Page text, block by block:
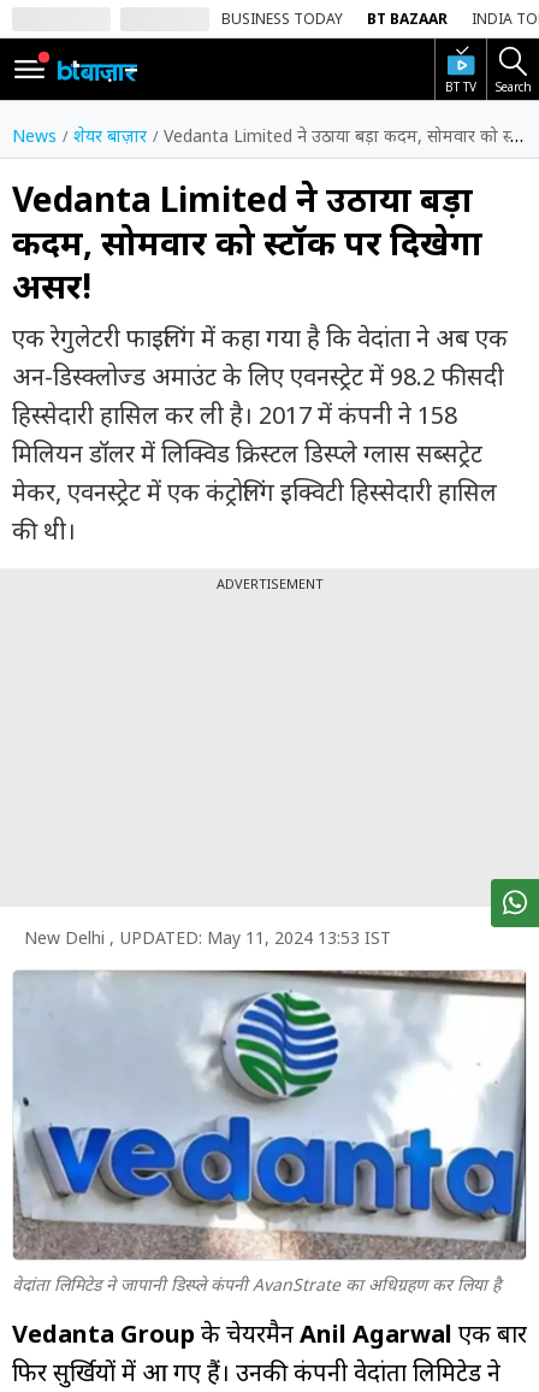
BUSINESS TODAY BT BAZAAR INDIA
BT TV Search
SIGN
IN
Dark
Mode
होम
शेयर
बाज़ार
वीडियो
ट्रेंडिंग
बिजनेस
न्यूज
पर्सनल
News शेयर बाज़ार Vedanta Limited ने उठाया बड़ा कदम, सोमवार को स्टॉक पर दिखेगा असर!
Vedanta Limited ने उठाया बड़ा
कदम, सोमवार को स्टॉक पर दिखेगा
असर!
एक रेगुलेटरी फाइलिंग में कहा गया है कि वेदांता ने अब एक
अन-डिस्क्लोज्ड अमाउंट के लिए एवनस्ट्रेट में 98.2 फीसदी
हिस्सेदारी हासिल कर ली है। 2017 में कंपनी ने 158
मिलियन डॉलर में लिक्विड क्रिस्टल डिस्प्ले ग्लास सब्सट्रेट
मेकर, एवनस्ट्रेट में एक कंट्रोलिंग इक्विटी हिस्सेदारी हासिल
की थी।
ADVERTISEMENT
New Delhi , UPDATED: May 11, 2024 13:53 IST
वेदांता लिमिटेड ने जापानी डिस्प्ले कंपनी AvanStrate का अधिग्रहण कर लिया है
Vedanta Group के चेयरमैनAnil Agarwal एक बार
फिर सुर्खियों में आ गए हैं। उनकी कंपनी वेदांता लिमिटेड ने